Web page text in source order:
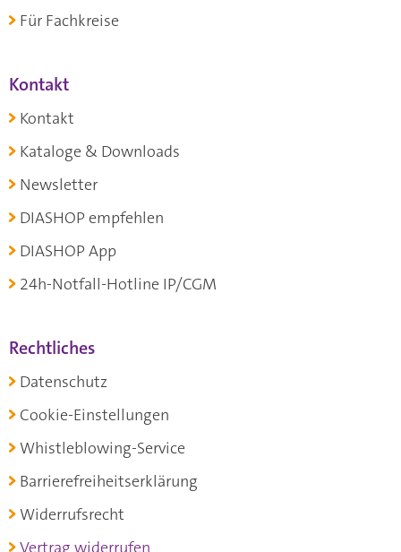
Für Fachkreise
Kontakt
Kontakt
Kataloge & Downloads
Newsletter
DIASHOP empfehlen
DIASHOP App
24h-Notfall-Hotline IP/CGM
Rechtliches
Datenschutz
Cookie-Einstellungen
Whistleblowing-Service
Barrierefreiheitserklärung
Widerrufsrecht
Vertrag widerrufen